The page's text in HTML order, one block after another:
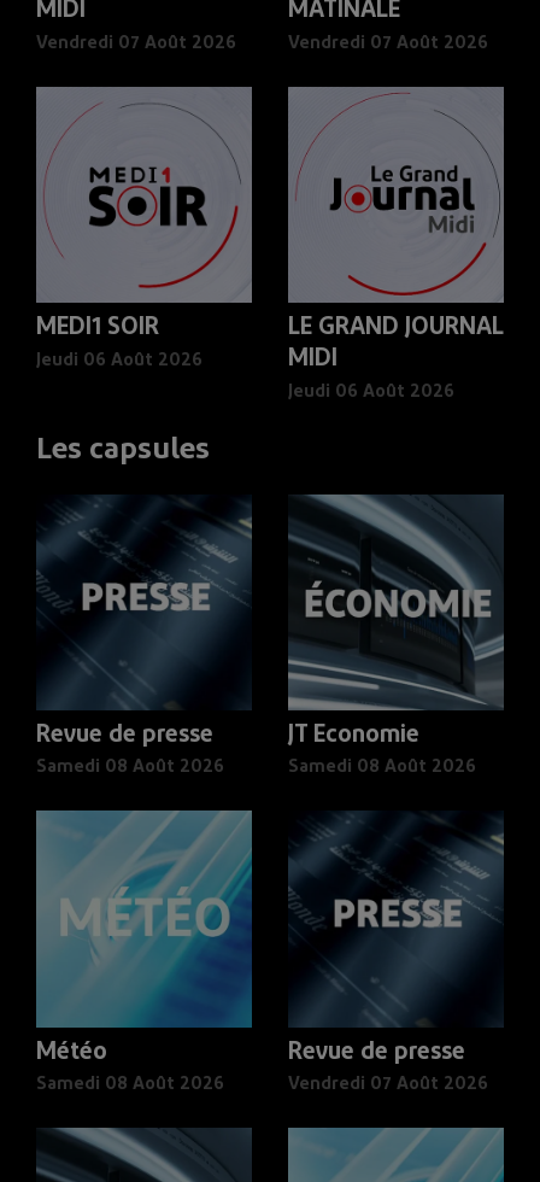
MIDI
Vendredi 07 Août 2026
MATINALE
Vendredi 07 Août 2026
MEDI1 SOIR
Jeudi 06 Août 2026
LE GRAND JOURNAL
MIDI
Jeudi 06 Août 2026
Les capsules
Revue de presse
Samedi 08 Août 2026
JT Economie
Samedi 08 Août 2026
Météo
Samedi 08 Août 2026
Revue de presse
Vendredi 07 Août 2026